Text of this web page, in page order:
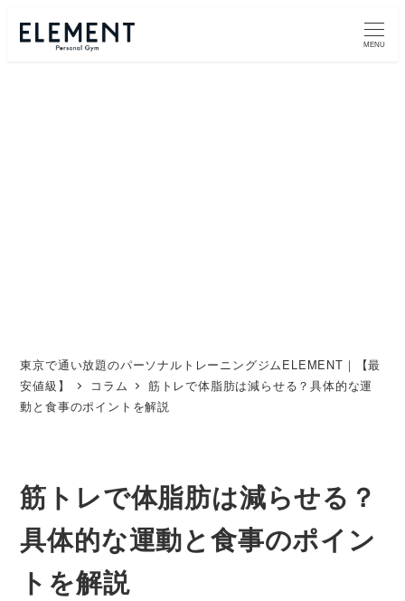
メ
イ
MENU
東京で通い放題のパーソナルトレーニングジムELEMENT｜【最
安値級】
コラム
筋トレで体脂肪は減らせる？具体的な運
動と食事のポイントを解説
筋トレで体脂肪は減らせる？
具体的な運動と食事のポイン
トを解説